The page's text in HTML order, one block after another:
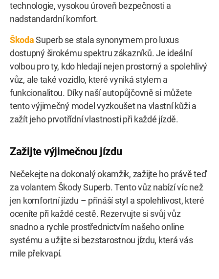
technologie, vysokou úroveň bezpečnosti a
nadstandardní komfort.
ŠkodaSuperb se stala synonymem pro luxus
dostupný širokému spektru zákazníků. Je ideální
volbou pro ty, kdo hledají nejen prostorný a spolehlivý
vůz, ale také vozidlo, které vyniká stylem a
funkcionalitou. Díky naší autopůjčovně si můžete
tento výjimečný model vyzkoušet na vlastní kůži a
zažít jeho prvotřídní vlastnosti při každé jízdě.
Zažijte výjimečnou jízdu
Nečekejte na dokonalý okamžik, zažijte ho právě teď
za volantem Škody Superb. Tento vůz nabízí víc než
jen komfortní jízdu – přináší styl a spolehlivost, které
oceníte při každé cestě. Rezervujte si svůj vůz
snadno a rychle prostřednictvím našeho online
systému a užijte si bezstarostnou jízdu, která vás
mile překvapí.